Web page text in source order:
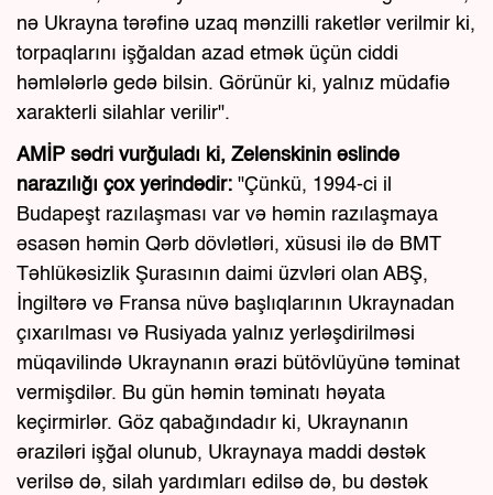
nə Ukrayna tərəfinə uzaq mənzilli raketlər verilmir ki,
torpaqlarını işğaldan azad etmək üçün ciddi
həmlələrlə gedə bilsin. Görünür ki, yalnız müdafiə
xarakterli silahlar verilir".
AMİP sədri vurğuladı ki, Zelenskinin əslində
narazılığı çox yerindədir: "Çünkü, 1994-ci il
Budapeşt razılaşması var və həmin razılaşmaya
əsasən həmin Qərb dövlətləri, xüsusi ilə də BMT
Təhlükəsizlik Şurasının daimi üzvləri olan ABŞ,
İngiltərə və Fransa nüvə başlıqlarının Ukraynadan
çıxarılması və Rusiyada yalnız yerləşdirilməsi
müqavilində Ukraynanın ərazi bütövlüyünə təminat
vermişdilər. Bu gün həmin təminatı həyata
keçirmirlər. Göz qabağındadır ki, Ukraynanın
əraziləri işğal olunub, Ukraynaya maddi dəstək
verilsə də, silah yardımları edilsə də, bu dəstək